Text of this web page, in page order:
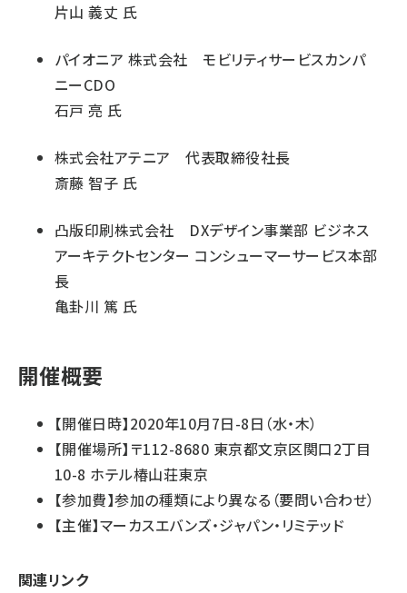
片山 義丈 氏
パイオニア 株式会社 モビリティサービスカンパ
ニーCDO
石戸 亮 氏
株式会社アテニア 代表取締役社長
斎藤 智子 氏
凸版印刷株式会社 DXデザイン事業部 ビジネス
アーキテクトセンター コンシューマーサービス本部
長
亀卦川 篤 氏
開催概要
【開催日時】2020年10月7日-8日（水・木）
【開催場所】〒112-8680 東京都文京区関口2丁目
10-8 ホテル椿山荘東京
【参加費】参加の種類により異なる（要問い合わせ）
【主催】マーカスエバンズ・ジャパン・リミテッド
関連リンク